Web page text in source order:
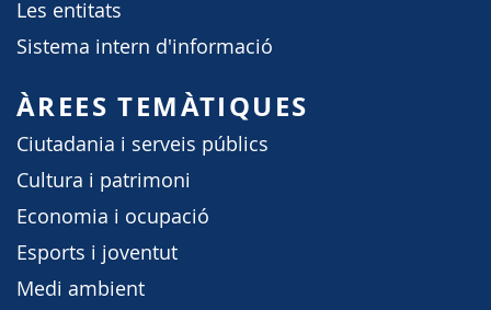
Les entitats
Sistema intern d'informació
ÀREES TEMÀTIQUES
Ciutadania i serveis públics
Cultura i patrimoni
Economia i ocupació
Esports i joventut
Medi ambient